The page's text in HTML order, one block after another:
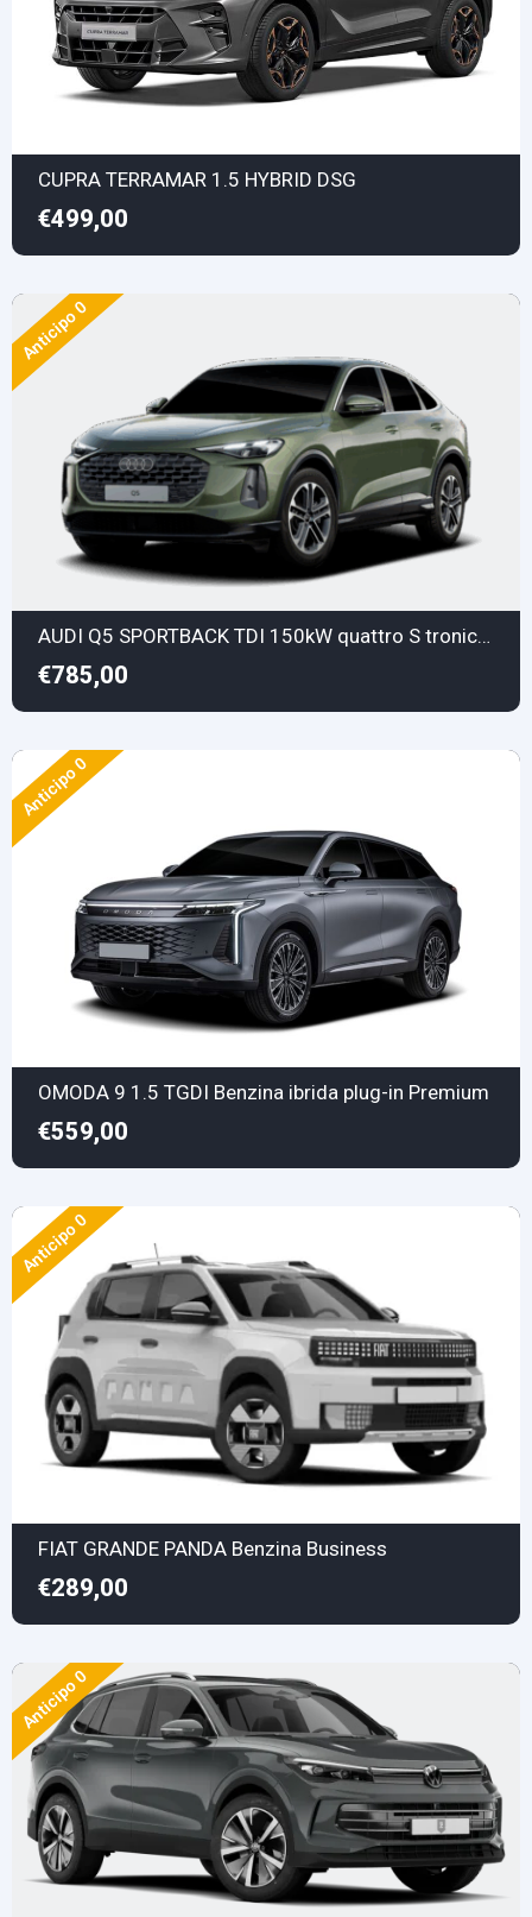
CUPRA TERRAMAR 1.5 HYBRID DSG
€499,00
Anticipo 0
AUDI Q5 SPORTBACK TDI 150kW quattro S tronic Business Adv.
€785,00
Anticipo 0
OMODA 9 1.5 TGDI Benzina ibrida plug-in Premium
€559,00
Anticipo 0
FIAT GRANDE PANDA Benzina Business
€289,00
Anticipo 0